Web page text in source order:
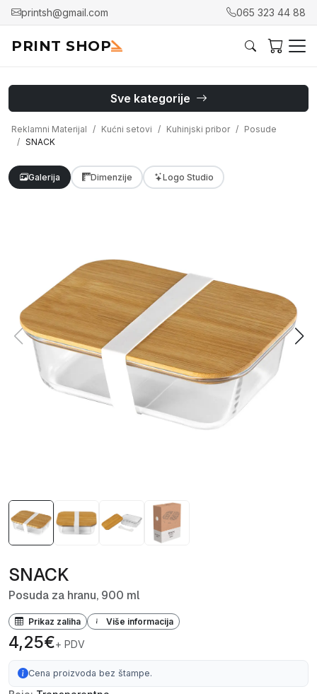
printsh@gmail.com 065 323 44 88
PRINT SHOP
Sve kategorije
Reklamni Materijal Kućni setovi Kuhinjski pribor
Posude
SNACK
Galerija Dimenzije Logo Studio
SNACK
Posuda za hranu, 900 ml
Prikaz zaliha Više informacija
4,25€+ PDV
Cena proizvoda bez štampe.